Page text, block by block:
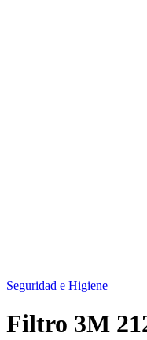
Seguridad e Higiene
Filtro 3M